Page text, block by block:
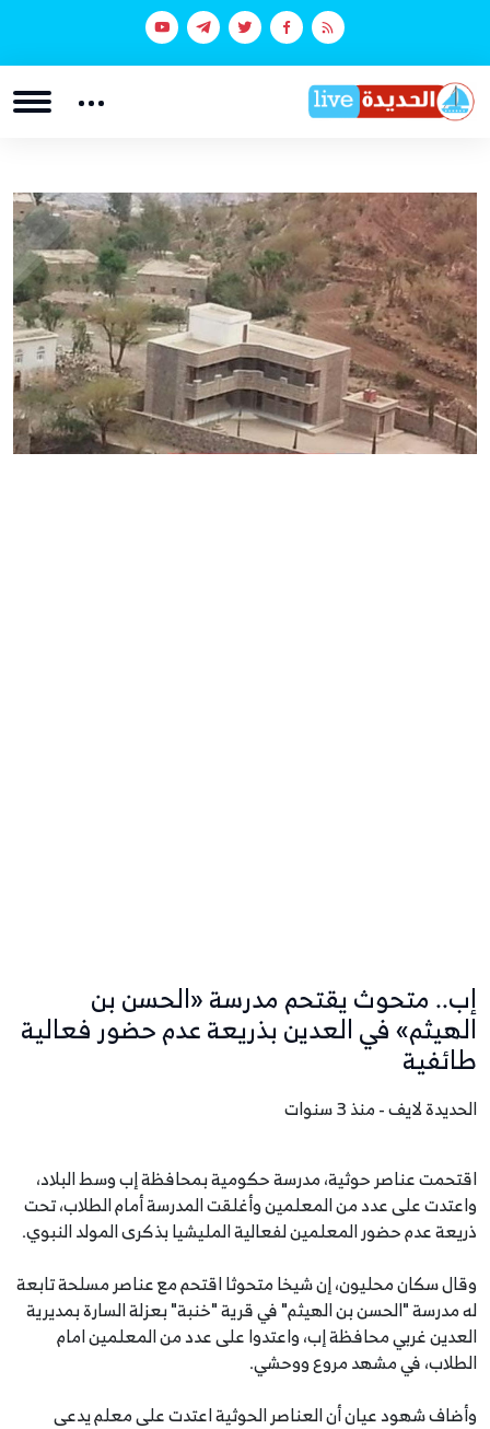
إب.. متحوث يقتحم مدرسة «الحسن بن
الهيثم» في العدين بذريعة عدم حضور فعالية
طائفية
الحديدة لايف - منذ 3 سنوات
اقتحمت عناصر حوثية، مدرسة حكومية بمحافظة إب وسط البلاد،
واعتدت على عدد من المعلمين وأغلقت المدرسة أمام الطلاب، تحت
ذريعة عدم حضور المعلمين لفعالية المليشيا بذكرى المولد النبوي.
وقال سكان محليون، إن شيخا متحوثا اقتحم مع عناصر مسلحة تابعة
له مدرسة "الحسن بن الهيثم" في قرية "خنبة" بعزلة السارة بمديرية
العدين غربي محافظة إب، واعتدوا على عدد من المعلمين امام
الطلاب، في مشهد مروع ووحشي.
وأضاف شهود عيان أن العناصر الحوثية اعتدت على معلم يدعى